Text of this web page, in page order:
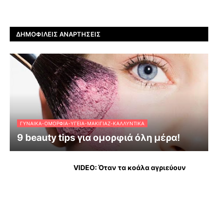
ΔΗΜΟΦΙΛΕΊΣ ΑΝΑΡΤΉΣΕΙΣ
ΓΥΝΑΊΚΑ-ΟΜΟΡΦΙΆ-ΥΓΕΊΑ-ΜΑΚΙΓΙΆΖ-ΚΑΛΛΥΝΤΙΚΆ
9 beauty tips για ομορφιά όλη μέρα!
VIDEO: Όταν τα κοάλα αγριεύουν